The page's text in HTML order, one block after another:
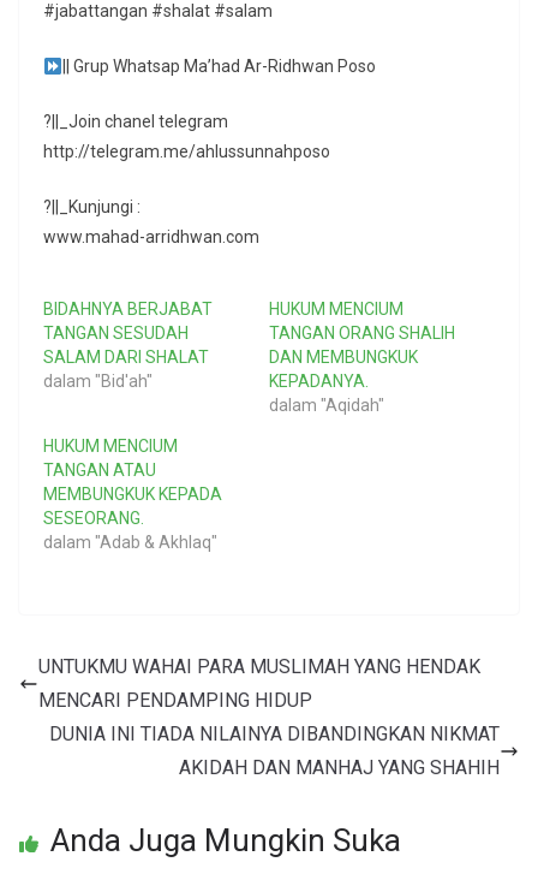
#jabattangan #shalat #salam
|| Grup Whatsap Ma’had Ar-Ridhwan Poso
?||_Join chanel telegram
http://telegram.me/ahlussunnahposo
?||_Kunjungi :
www.mahad-arridhwan.com
BIDAHNYA BERJABAT
TANGAN SESUDAH
SALAM DARI SHALAT
dalam "Bid'ah"
HUKUM MENCIUM
TANGAN ORANG SHALIH
DAN MEMBUNGKUK
KEPADANYA.
dalam "Aqidah"
HUKUM MENCIUM
TANGAN ATAU
MEMBUNGKUK KEPADA
SESEORANG.
dalam "Adab & Akhlaq"
UNTUKMU WAHAI PARA MUSLIMAH YANG HENDAK
MENCARI PENDAMPING HIDUP
DUNIA INI TIADA NILAINYA DIBANDINGKAN NIKMAT
AKIDAH DAN MANHAJ YANG SHAHIH
Anda Juga Mungkin Suka